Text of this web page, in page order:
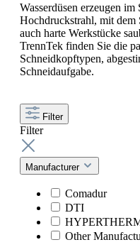
Wasserdüsen erzeugen
Hochdruckstrahl, mit dem
auch harte Werkstücke
TrennTek finden Sie die
Schneidkopftypen,
Schneidaufgabe.
Filter
Filter
Manufacturer
Comadur
DTI
Other